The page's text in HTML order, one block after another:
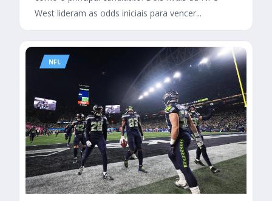
West lideram as odds iniciais para vencer...
NFL